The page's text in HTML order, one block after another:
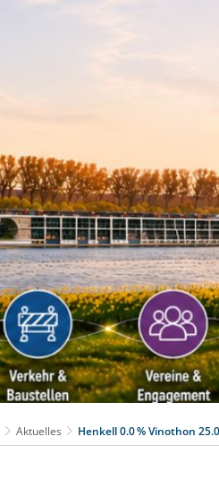
Aktuelles Henkell 0.0 % Vinothon